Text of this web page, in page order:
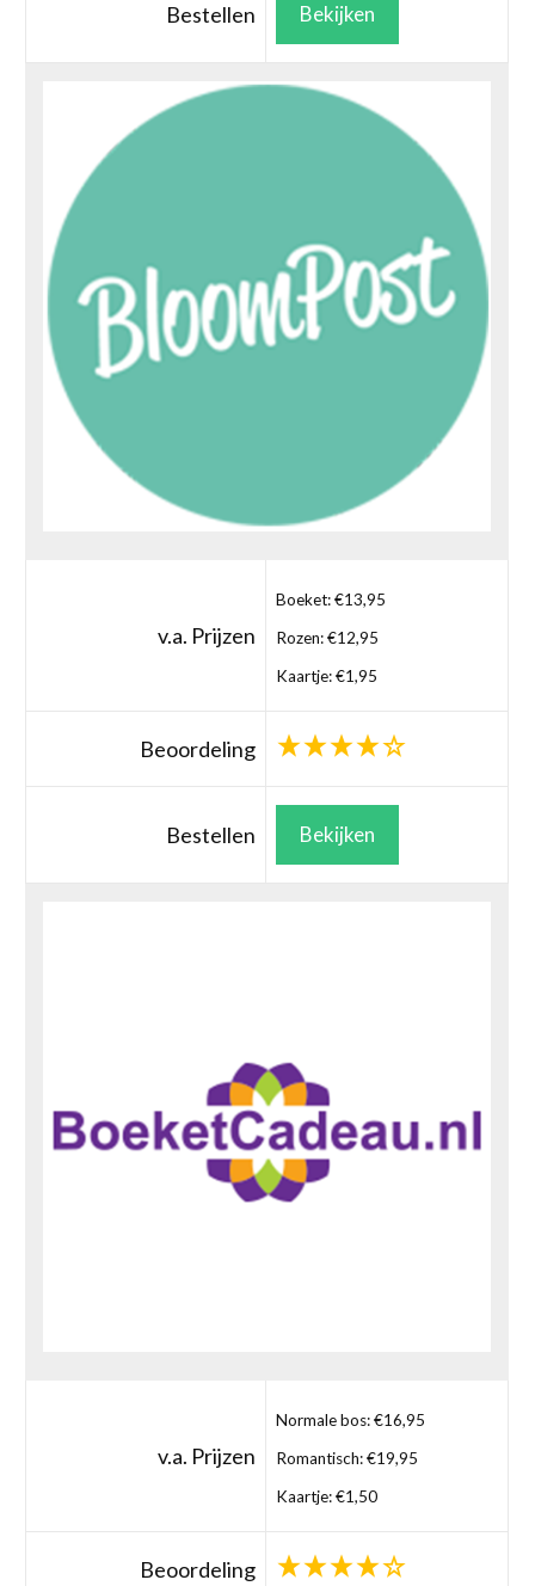
Bestellen Bekijken
v.a. Prijzen
Boeket: €13,95
Rozen: €12,95
Kaartje: €1,95
Beoordeling
Bestellen Bekijken
v.a. Prijzen
Normale bos: €16,95
Romantisch: €19,95
Kaartje: €1,50
Beoordeling